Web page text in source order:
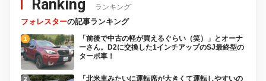
Ranking ランキング
フォレスターの記事ランキング
「前後で中古の軽が買えるぐらい（笑）」とオーナ
ーさん。D2に交換した1インチアップのSJ最終型の
ターボ車！
「北米車みたいに運転席が大きくて運転しやすいの